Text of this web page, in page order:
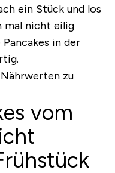
ein Stück und los
mal nicht eilig
in der
zu
vom